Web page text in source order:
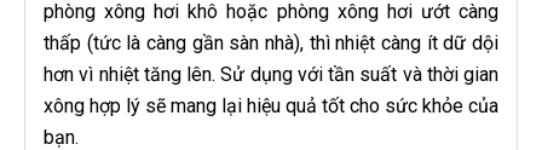
phòng xông hơi khô hoặc phòng xông hơi ướt càng
thấp (tức là càng gần sàn nhà), thì nhiệt càng ít dữ dội
hơn vì nhiệt tăng lên. Sử dụng với tần suất và thời gian
xông hợp lý sẽ mang lại hiệu quả tốt cho sức khỏe của
bạn.